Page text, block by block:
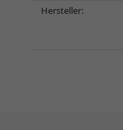
Hersteller: